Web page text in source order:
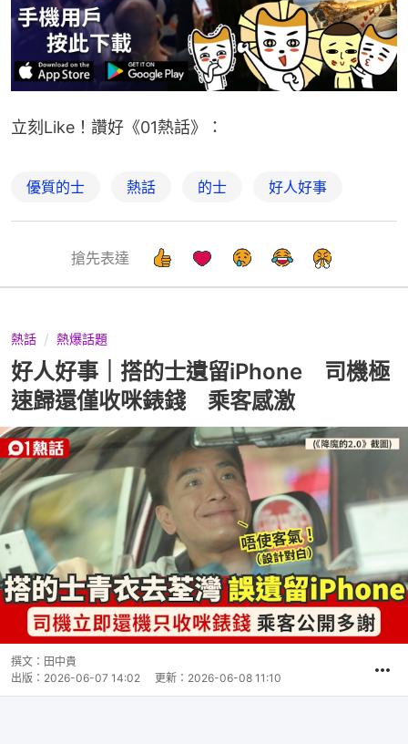
立刻Like！讚好《01熱話》：
優質的士 熱話 的士 好人好事
搶先表達
熱話 熱爆話題
好人好事｜搭的士遺留iPhone 司機極
速歸還僅收咪錶錢 乘客感激
撰文： 田中貴
出版： 2026-06-07 14:02 更新： 2026-06-08 11:10